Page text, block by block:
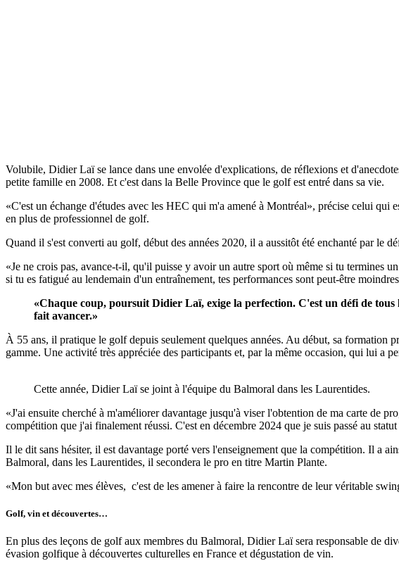
Volubile, Didier Laï se lance dans une envolée d'explications, de réflexions et
petite famille en 2008. Et c'est dans la Belle Province que le golf est entré dans sa vie.
«C'est un échange d'études avec les HEC qui m'a amené à Montréal», précise celui
en plus de professionnel de golf.
Quand il s'est converti au golf, début des années 2020, il a aussitôt été enchanté par le
«Je ne crois pas, avance-t-il, qu'il puisse y avoir un autre sport où même si tu termines
si tu es fatigué au lendemain d'un entraînement, tes performances sont peut-être
«Chaque coup, poursuit Didier Laï, exige la perfection. C'est un défi de
fait avancer.»
À 55 ans, il pratique le golf depuis seulement quelques années. Au début, sa formation
gamme. Une activité très appréciée des participants et, par la même occasion, qui lui a
Cette année, Didier Laï se joint à l'équipe du Balmoral dans les Laurentides.
«J'ai ensuite cherché à m'améliorer davantage jusqu'à viser l'obtention de ma carte de
compétition que j'ai finalement réussi. C'est en décembre 2024 que je suis passé au
Il le dit sans hésiter, il est davantage porté vers l'enseignement que la compétition. Il
Balmoral, dans les Laurentides, il secondera le pro en titre Martin Plante.
«Mon but avec mes élèves, c'est de les amener à faire la rencontre de leur véritable
Golf, vin et découvertes…
En plus des leçons de golf aux membres du Balmoral, Didier Laï sera responsable de
évasion golfique à découvertes culturelles en France et dégustation de vin.